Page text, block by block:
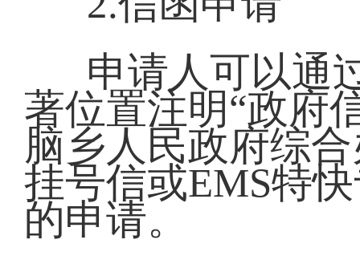
申请人可以通
著位置注明“政府
脑乡人民政府综
挂号信或EMS特
的申请。